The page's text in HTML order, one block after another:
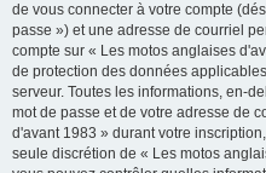
de vous connecter à votre compte
passe ») et une adresse de courriel
compte sur « Les motos anglaises
de protection des données
serveur. Toutes les informations, en-
mot de passe et de votre adresse de
d'avant 1983 » durant votre
seule discrétion de « Les motos